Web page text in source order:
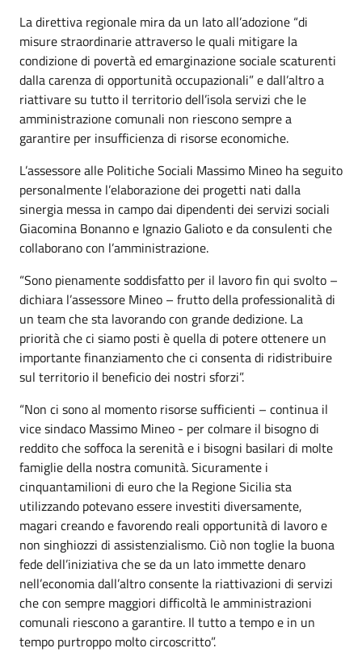
La direttiva regionale mira da un lato all’adozione “di
misure straordinarie attraverso le quali mitigare la
condizione di povertà ed emarginazione sociale scaturenti
dalla carenza di opportunità occupazionali” e dall’altro a
riattivare su tutto il territorio dell’isola servizi che le
amministrazione comunali non riescono sempre a
garantire per insufficienza di risorse economiche.
L’assessore alle Politiche Sociali Massimo Mineo ha seguito
personalmente l’elaborazione dei progetti nati dalla
sinergia messa in campo dai dipendenti dei servizi sociali
Giacomina Bonanno e Ignazio Galioto e da consulenti che
collaborano con l’amministrazione.
“Sono pienamente soddisfatto per il lavoro fin qui svolto –
dichiara l’assessore Mineo – frutto della professionalità di
un team che sta lavorando con grande dedizione. La
priorità che ci siamo posti è quella di potere ottenere un
importante finanziamento che ci consenta di ridistribuire
sul territorio il beneficio dei nostri sforzi”.
“Non ci sono al momento risorse sufficienti – continua il
vice sindaco Massimo Mineo - per colmare il bisogno di
reddito che soffoca la serenità e i bisogni basilari di molte
famiglie della nostra comunità. Sicuramente i
cinquantamilioni di euro che la Regione Sicilia sta
utilizzando potevano essere investiti diversamente,
magari creando e favorendo reali opportunità di lavoro e
non singhiozzi di assistenzialismo. Ciò non toglie la buona
fede dell’iniziativa che se da un lato immette denaro
nell’economia dall’altro consente la riattivazioni di servizi
che con sempre maggiori difficoltà le amministrazioni
comunali riescono a garantire. Il tutto a tempo e in un
tempo purtroppo molto circoscritto”.